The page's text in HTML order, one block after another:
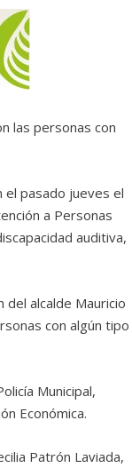
las personas con
el pasado jueves el
a Personas
auditiva,
del alcalde Mauricio
con algún tipo
Municipal,
Económica.
Patrón Laviada,